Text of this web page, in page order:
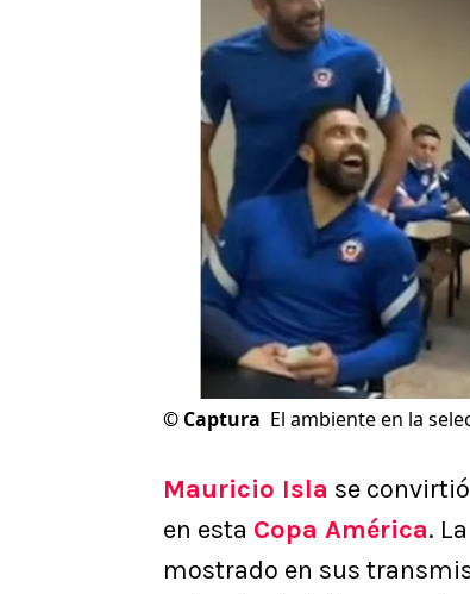
© Captura El ambiente en la
Mauricio Isla se
en esta Copa América.
mostrado en sus